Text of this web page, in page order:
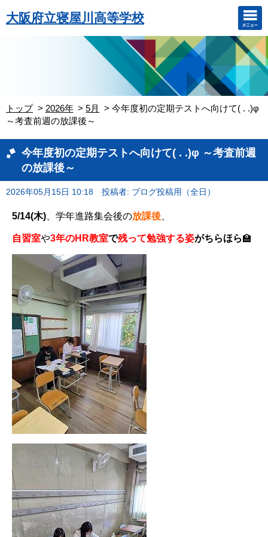
大阪府立寝屋川高等学校
トップ 2026年 5月
今年度初の定期テストへ向けて( . .)φ
～考査前週の放課後～
今年度初の定期テストへ向けて( . .)φ ～考査前週
の放課後～
2026年05月15日 10:18 投稿者: ブログ投稿用（全日）
5/14(木) 、学年進路集会後の放課後
自習室や3年のHR教室で残って勉強する姿がちらほら🏫